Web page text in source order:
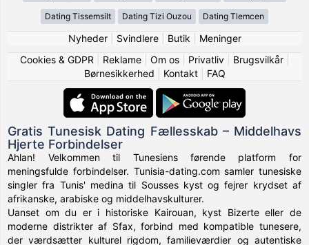
Dating Tissemsilt Dating Tizi Ouzou Dating Tlemcen
Nyheder| Svindlere| Butik
Meninger
Cookies & GDPR
Reklame| Om os| Privatliv| Brugsvilkår|
Børnesikkerhed
Kontakt| FAQ
Gratis Tunesisk Dating Fællesskab – Middelhavs
Hjerte Forbindelser
Ahlan! Velkommen til Tunesiens førende platform for
meningsfulde forbindelser. Tunisia-dating.com samler tunesiske
singler fra Tunis' medina til Sousses kyst og fejrer krydset af
afrikanske, arabiske og middelhavskulturer.
Uanset om du er i historiske Kairouan, kyst Bizerte eller de
moderne distrikter af Sfax, forbind med kompatible tunesere,
der værdsætter kulturel rigdom, familieværdier og autentiske